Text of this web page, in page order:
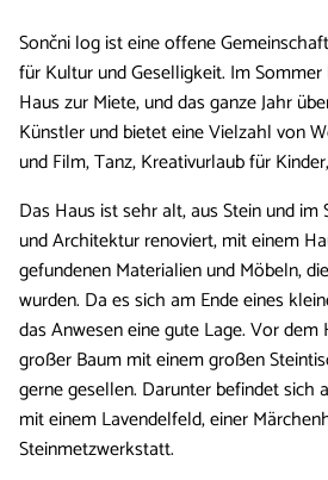
Sončni log ist eine offene
für Kultur und Geselligkeit. Im
Haus zur Miete, und das ganze Jahr
Künstler und bietet eine Vielzahl von
und Film, Tanz, Kreativurlaub für
Das Haus ist sehr alt, aus Stein und
und Architektur renoviert, mit einem
gefundenen Materialien und Möbeln,
wurden. Da es sich am Ende eines
das Anwesen eine gute Lage. Vor
großer Baum mit einem großen
gerne gesellen. Darunter befindet sich
mit einem Lavendelfeld, einer
Steinmetzwerkstatt.